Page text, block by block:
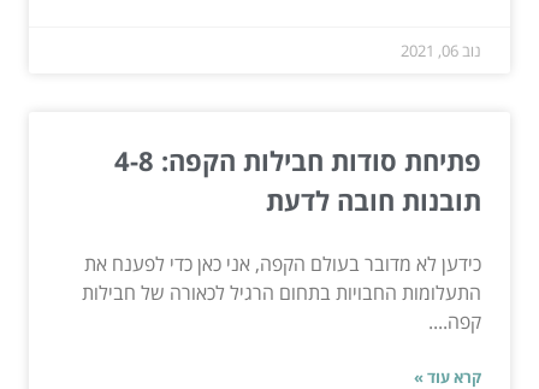
נוב 06, 2021
פתיחת סודות חבילות הקפה: 4-8
תובנות חובה לדעת
כידען לא מדובר בעולם הקפה, אני כאן כדי לפענח את
התעלומות החבויות בתחום הרגיל לכאורה של חבילות
קפה....
קרא עוד »